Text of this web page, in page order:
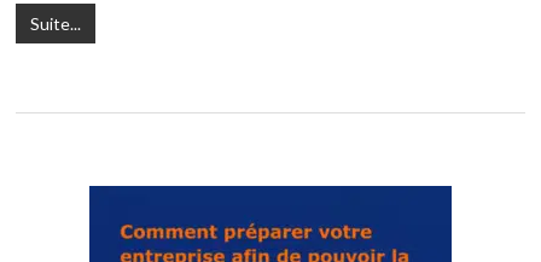
Suite...